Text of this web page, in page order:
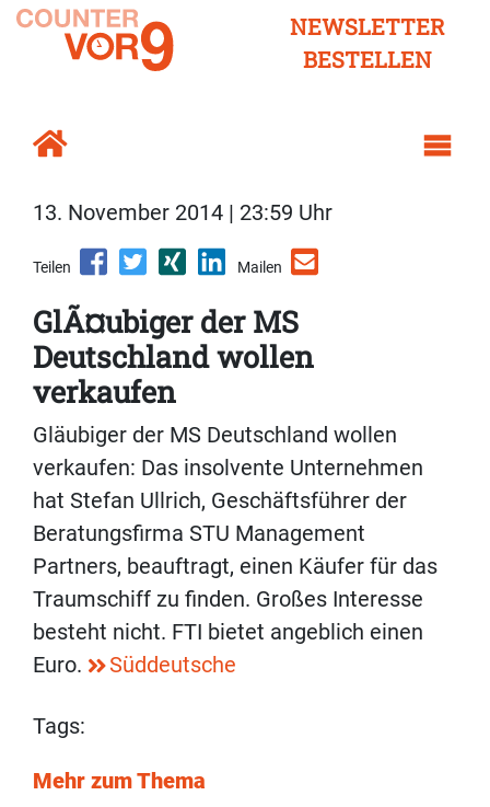
NEWSLETTER
BESTELLEN
13. November 2014 | 23:59 Uhr
Teilen Mailen
GlÃ¤ubiger der MS
Deutschland wollen
verkaufen
Gläubiger der MS Deutschland wollen
verkaufen: Das insolvente Unternehmen
hat Stefan Ullrich, Geschäftsführer der
Beratungsfirma STU Management
Partners, beauftragt, einen Käufer für das
Traumschiff zu finden. Großes Interesse
besteht nicht. FTI bietet angeblich einen
Euro.
Süddeutsche
Tags:
Mehr zum Thema